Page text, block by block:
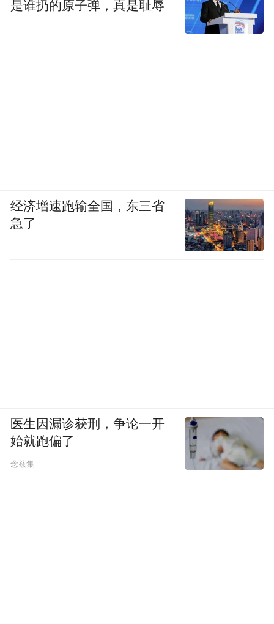
是谁扔的原子弹，真是耻辱
经济增速跑输全国，东三省
急了
医生因漏诊获刑，争论一开
始就跑偏了
念兹集